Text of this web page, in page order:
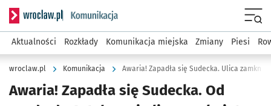
Serwis informacyjny wroclaw.pl podserwis: Komunikacja
Aktualności Rozkłady Komunikacja miejska Zmiany Piesi
wroclaw.pl Komunikacja Awaria! Zapadła się Sudecka. Ulica
Awaria! Zapadła się Sudecka. Od